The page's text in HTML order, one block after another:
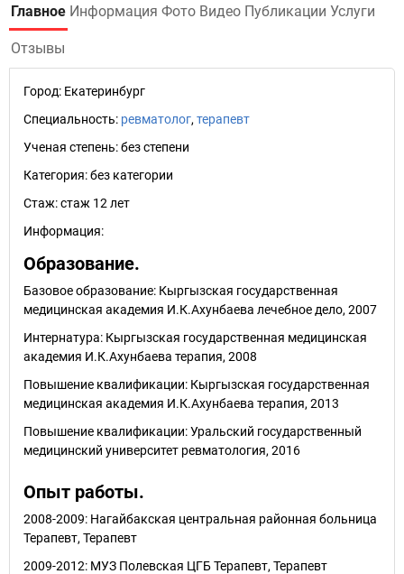
Главное Информация Фото Видео Публикации Услуги
Отзывы
Город: Екатеринбург
Специальность: ревматолог, терапевт
Ученая степень:без степени
Категория:без категории
Стаж:стаж 12 лет
Информация:
Образование.
Базовое образование: Кыргызская государственная
медицинская академия И.К.Ахунбаева лечебное дело, 2007
Интернатура: Кыргызская государственная медицинская
академия И.К.Ахунбаева терапия, 2008
Повышение квалификации: Кыргызская государственная
медицинская академия И.К.Ахунбаева терапия, 2013
Повышение квалификации: Уральский государственный
медицинский университет ревматология, 2016
Опыт работы.
2008-2009: Нагайбакская центральная районная больница
Терапевт, Терапевт
2009-2012: МУЗ Полевская ЦГБ Терапевт, Терапевт